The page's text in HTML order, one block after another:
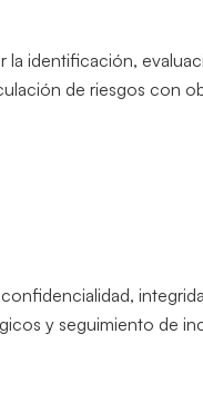
la identificación,
de riesgos con
y seguimiento de